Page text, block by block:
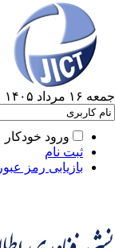
جمعه ۱۶ مرداد ۱۴۰۵
ورود خودکار
ثبت نام
بازیابی رمز عبور